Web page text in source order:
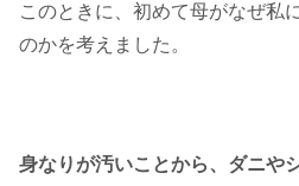
このときに、初めて母がなぜ私
のかを考えました。
身なりが汚いことから、ダニや